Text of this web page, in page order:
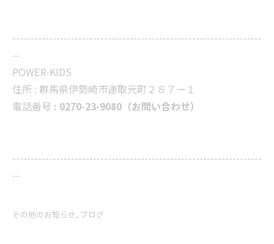
--------------------------------------------------------------------
--
POWER-KIDS
住所 : 群馬県伊勢崎市連取元町２８７ー１
電話番号 : 0270-23-9080（お問い合わせ）
--------------------------------------------------------------------
--
その他のお知らせ ブログ